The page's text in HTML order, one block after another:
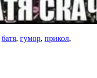
батя, гумор, прикол,